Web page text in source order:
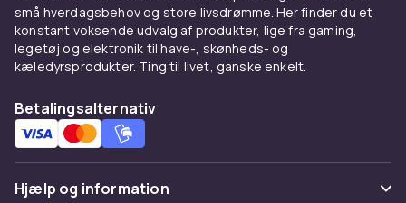
små hverdagsbehov og store livsdrømme. Her finder du et
konstant voksende udvalg af produkter, lige fra gaming,
legetøj og elektronik til have-, skønheds- og
kæledyrsprodukter. Ting til livet, ganske enkelt.
Betalingsalternativ
Hjælp og information